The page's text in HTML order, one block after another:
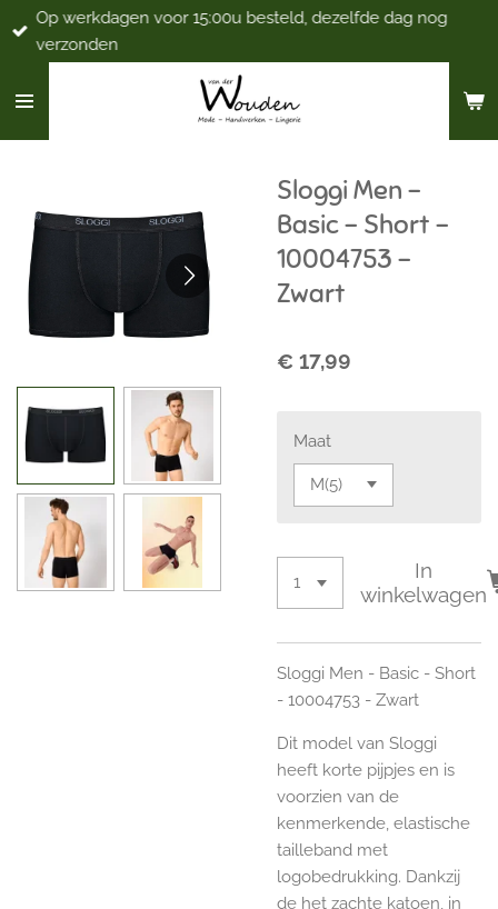
Ga
direct
de
Op werkdagen voor 15:00u besteld, dezelfde dag nog
verzonden
Sloggi Men -
Basic - Short -
10004753 -
Zwart
€ 17,99
Maat
In
winkelwagen
Sloggi Men - Basic - Short
- 10004753 - Zwart
Dit model van Sloggi
heeft korte pijpjes en is
voorzien van de
kenmerkende, elastische
tailleband met
logobedrukking. Dankzij
de het zachte katoen, in